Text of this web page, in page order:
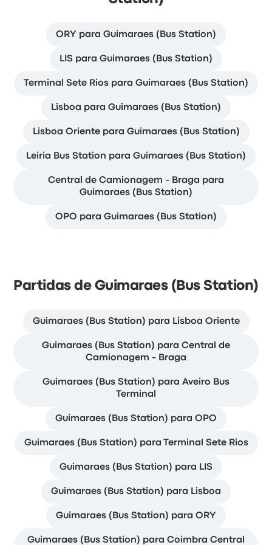
ORY para Guimaraes (Bus Station)
LIS para Guimaraes (Bus Station)
Terminal Sete Rios para Guimaraes (Bus Station)
Lisboa para Guimaraes (Bus Station)
Lisboa Oriente para Guimaraes (Bus Station)
Leiria Bus Station para Guimaraes (Bus Station)
Central de Camionagem - Braga para
Guimaraes (Bus Station)
OPO para Guimaraes (Bus Station)
Partidas de Guimaraes (Bus Station)
Guimaraes (Bus Station) para Lisboa Oriente
Guimaraes (Bus Station) para Central de
Camionagem - Braga
Guimaraes (Bus Station) para Aveiro Bus
Terminal
Guimaraes (Bus Station) para OPO
Guimaraes (Bus Station) para Terminal Sete Rios
Guimaraes (Bus Station) para LIS
Guimaraes (Bus Station) para Lisboa
Guimaraes (Bus Station) para ORY
Guimaraes (Bus Station) para Coimbra Central